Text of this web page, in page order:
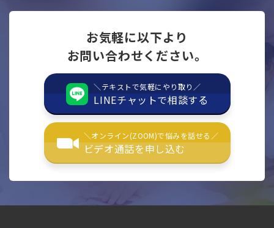
お気軽に以下より
お問い合わせください。
＼テキストで気軽にやり取り／
LINEチャットで相談する
＼オンライン(ZOOM)で悩みを話せる／
ビデオ通話を申し込む